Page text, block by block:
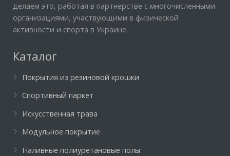
делаем это, работая в партнерстве с многочисленными
организациями, участвующими в физической
активности и спорта в Украине.
Каталог
Покрытия из резиновой крошки
Спортивный паркет
Искусственная трава
Модульное покрытие
Наливные полиуретановые полы